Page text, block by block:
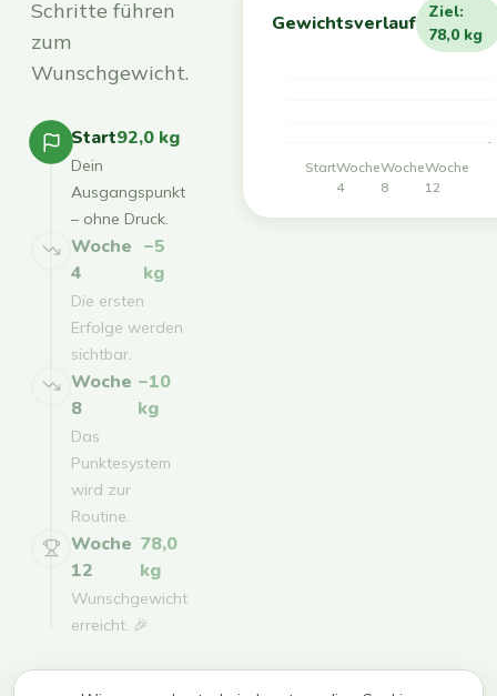
Schritte führen
zum
Wunschgewicht.
Start92,0 kg
Dein
Ausgangspunkt
– ohne Druck.
Woche
4
−5
kg
Die ersten
Erfolge werden
sichtbar.
Woche
8
−10
kg
Das
Punktesystem
wird zur
Routine.
Woche
12
78,0
kg
Wunschgewicht
erreicht. 🎉
Gewichtsverlauf
Ziel:
78,0 kg
StartWoche
4
Woche
8
Woche
12